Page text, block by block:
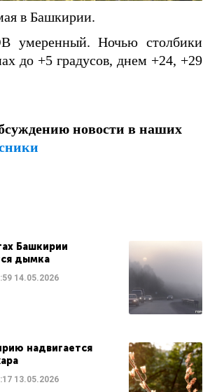
в Башкирии.
умеренный. Ночью столбики
до +5 градусов, днем +24, +29
новости в наших
Башкирии
дымка
14.05.2026
надвигается
13.05.2026